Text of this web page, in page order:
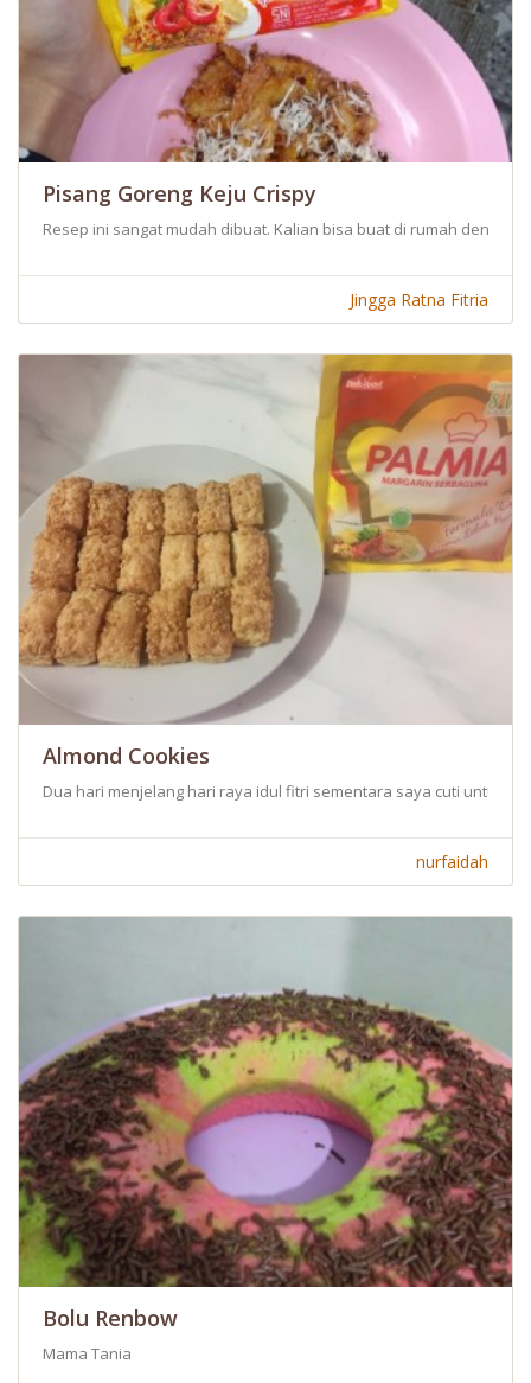
Pisang Goreng Keju Crispy
Resep ini sangat mudah dibuat. Kalian bisa buat di rumah
Jingga Ratna Fitria
Almond Cookies
Dua hari menjelang hari raya idul fitri sementara saya cuti untuk
nurfaidah
Bolu Renbow
Mama Tania